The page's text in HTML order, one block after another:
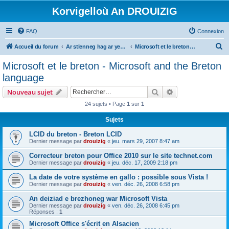
Korvigelloù An DROUIZIG
FAQ Connexion
Accueil du forum Ar stlenneg hag ar yezhoù bihan er bed a-bezh Microsoft et le breton - Microsoft and the Breton language
Microsoft et le breton - Microsoft and the Breton
language
Nouveau sujet Rechercher
24 sujets • Page 1 sur 1
Sujets
LCID du breton - Breton LCID
Dernier message par drouizig « jeu. mars 29, 2007 8:47 am
Correcteur breton pour Office 2010 sur le site technet.com
Dernier message par drouizig « jeu. déc. 17, 2009 2:18 pm
La date de votre système en gallo : possible sous Vista !
Dernier message par drouizig « ven. déc. 26, 2008 6:58 pm
An deiziad e brezhoneg war Microsoft Vista
Dernier message par drouizig « ven. déc. 26, 2008 6:45 pm
Réponses : 1
Microsoft Office s'écrit en Alsacien